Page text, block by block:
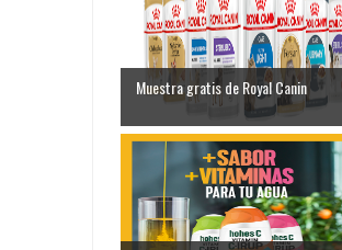
Muestra gratis de Royal Canin